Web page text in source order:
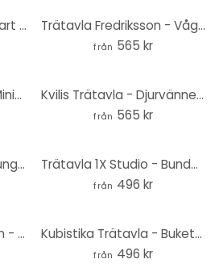
Kubistika Trätavla - Svart kastanjeblad - Rund Trätavla Fredriksson - Vågor - Rund
från 565 kr
Kubistika Träposter - Minimalistiska växter Kvilis Trätavla - Djurvänner i djungeln - Rund
från 565 kr
Kubistika Trätavla - Djungel - Rund Trätavla 1X Studio - Bundet pampasgräs - Rund
från 496 kr
Trätavla i trä FN-design - Vintage Pastell - Rund Kubistika Trätavla - Bukett nr 5 - Rund
från 496 kr